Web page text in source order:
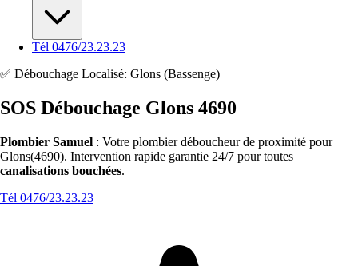
Tél 0476/23.23.23
✅ Débouchage Localisé: Glons (Bassenge)
SOS Débouchage Glons 4690
Plombier Samuel : Votre plombier déboucheur de proximité pour
Glons(4690). Intervention rapide garantie 24/7 pour toutes
canalisations bouchées.
Tél 0476/23.23.23